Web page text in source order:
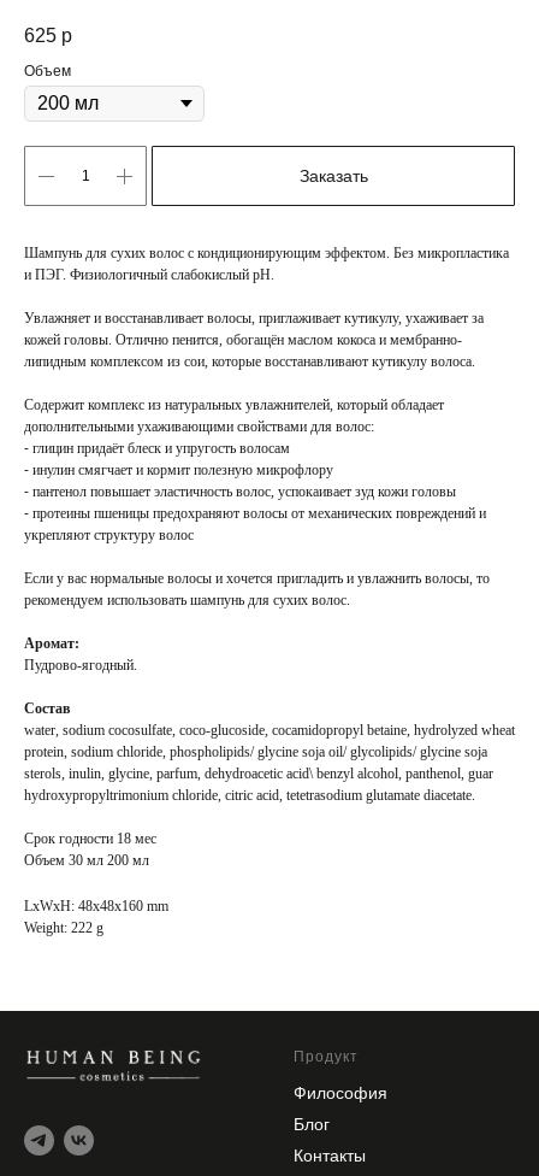
625 р
Объем
Заказать
Шампунь для сухих волос с кондиционирующим эффектом. Без микропластика
и ПЭГ. Физиологичный слабокислый рН.
Увлажняет и восстанавливает волосы, приглаживает кутикулу, ухаживает за
кожей головы. Отлично пенится, обогащён маслом кокоса и мембранно-
липидным комплексом из сои, которые восстанавливают кутикулу волоса.
Содержит комплекс из натуральных увлажнителей, который обладает
дополнительными ухаживающими свойствами для волос:
⁃ глицин придаёт блеск и упругость волосам
⁃ инулин смягчает и кормит полезную микрофлору
⁃ пантенол повышает эластичность волос, успокаивает зуд кожи головы
⁃ протеины пшеницы предохраняют волосы от механических повреждений и
укрепляют структуру волос
Если у вас нормальные волосы и хочется пригладить и увлажнить волосы, то
рекомендуем использовать шампунь для сухих волос.
Аромат:
Пудрово-ягодный.
Состав
water, sodium cocosulfate, coco-glucoside, cocamidopropyl betaine, hydrolyzed wheat
protein, sodium chloride, phospholipids/ glycine soja oil/ glycolipids/ glycine soja
sterols, inulin, glycine, parfum, dehydroacetic acid\ benzyl alcohol, panthenol, guar
hydroxypropyltrimonium chloride, citric acid, tetetrasodium glutamate diacetate.
Срок годности 18 мес
Объем 30 мл 200 мл
LxWxH: 48x48x160 mm
Weight: 222 g
Продукт
Философия
Блог
Контакты